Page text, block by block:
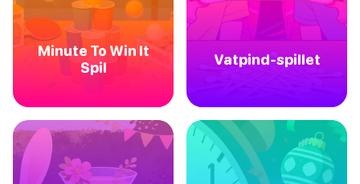
Minute To Win It
Spil
Vatpind-spillet